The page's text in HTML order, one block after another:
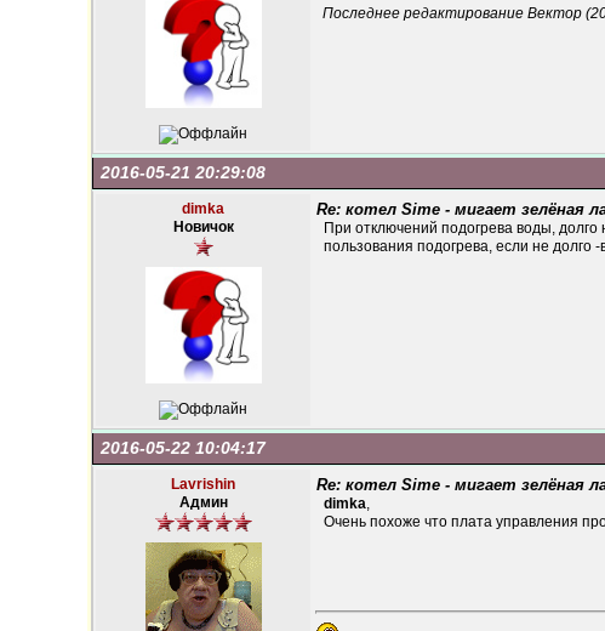
Последнее редактирование Вектор
2016-05-21 20:29:08
dimka
Новичок
Re: котел Sime - мигает зелёная
При отключений подогрева воды,
пользования подогрева, если не
2016-05-22 10:04:17
Lavrishin
Админ
Re: котел Sime - мигает зелёная
dimka,
Очень похоже что плата управления